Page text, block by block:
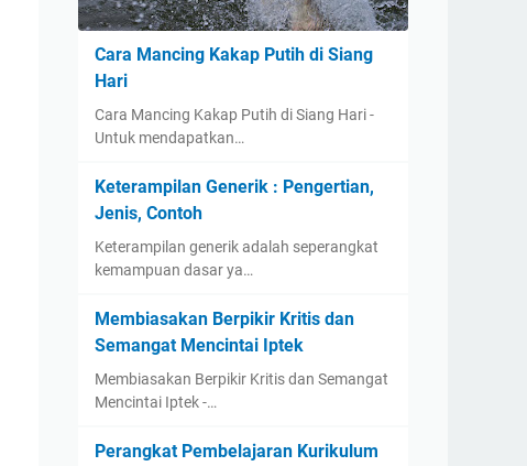
Cara Mancing Kakap Putih di Siang
Hari
Cara Mancing Kakap Putih di Siang Hari -
Untuk mendapatkan…
Keterampilan Generik : Pengertian,
Jenis, Contoh
Keterampilan generik adalah seperangkat
kemampuan dasar ya…
Membiasakan Berpikir Kritis dan
Semangat Mencintai Iptek
Membiasakan Berpikir Kritis dan Semangat
Mencintai Iptek -…
Perangkat Pembelajaran Kurikulum